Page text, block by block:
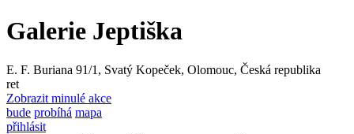
Galerie Jeptiška
E. F. Buriana 91/1, Svatý Kopeček, Olomouc, Česká republika
ret
Zobrazit minulé akce
bude probíhá mapa
přihlásit